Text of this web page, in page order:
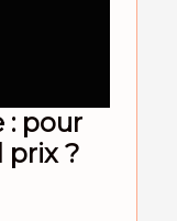
: pour
prix ?